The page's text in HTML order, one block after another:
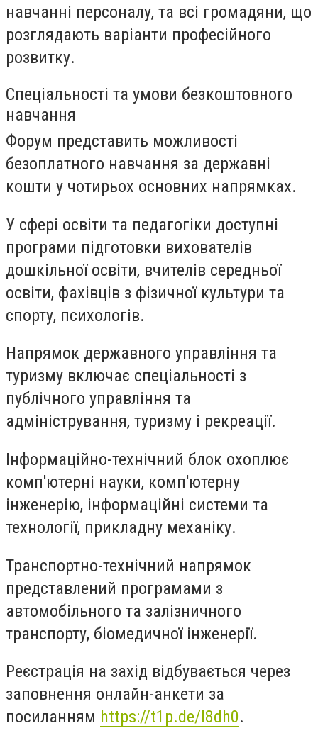
навчанні персоналу, та всі громадяни, що
розглядають варіанти професійного
розвитку.
Спеціальності та умови безкоштовного
навчання
Форум представить можливості
безоплатного навчання за державні
кошти у чотирьох основних напрямках.
У сфері освіти та педагогіки доступні
програми підготовки вихователів
дошкільної освіти, вчителів середньої
освіти, фахівців з фізичної культури та
спорту, психологів.
Напрямок державного управління та
туризму включає спеціальності з
публічного управління та
адміністрування, туризму і рекреації.
Інформаційно-технічний блок охоплює
комп'ютерні науки, комп'ютерну
інженерію, інформаційні системи та
технології, прикладну механіку.
Транспортно-технічний напрямок
представлений програмами з
автомобільного та залізничного
транспорту, біомедичної інженерії.
Реєстрація на захід відбувається через
заповнення онлайн-анкети за
посиланням https://t1p.de/l8dh0.